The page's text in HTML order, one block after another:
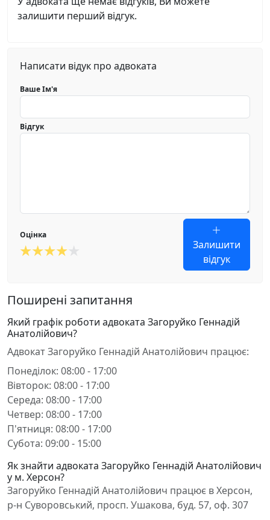
залишити перший відгук.
Написати відук про адвоката
Ваше Ім'я
Відгук
Оцінка
Залишити
відгук
Поширені запитання
Який графік роботи адвоката Загоруйко Геннадій
Анатолійович?
Адвокат Загоруйко Геннадій Анатолійович працює:
Понеділок: 08:00 - 17:00
Вівторок: 08:00 - 17:00
Середа: 08:00 - 17:00
Четвер: 08:00 - 17:00
П'ятниця: 08:00 - 17:00
Субота: 09:00 - 15:00
Як знайти адвоката Загоруйко Геннадій Анатолійович
у м. Херсон?
Загоруйко Геннадій Анатолійович працює в Херсон,
р-н Суворовський, просп. Ушакова, буд. 57, оф. 307